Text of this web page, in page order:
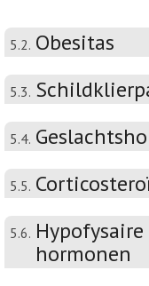
5.2. Obesitas
5.3.
5.4.
5.5.
5.6.
hormonen